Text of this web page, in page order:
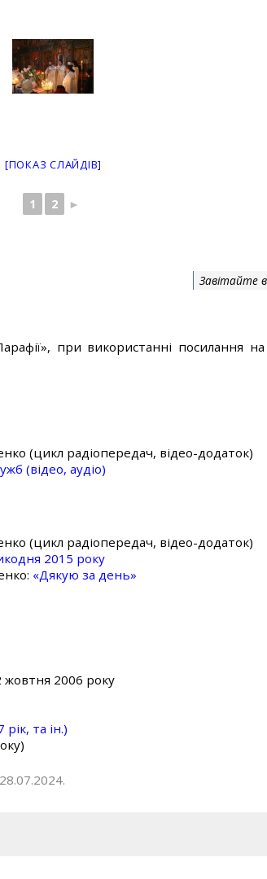
[ПОКАЗ СЛАЙДІВ]
1 2 ►
Завітайте в
при використанні посилання
(цикл радіопередач, відео-додаток)
(відео, аудіо)
(цикл радіопередач, відео-додаток)
2015 року
«Дякую за день»
жовтня 2006 року
та ін.)